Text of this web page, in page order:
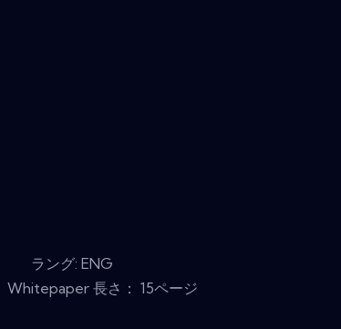
ラング: ENG
Whitepaper 長さ： 15ページ